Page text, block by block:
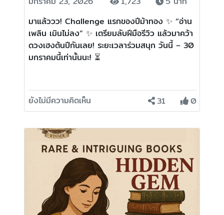
มาแล้ววว! Challenge แรกของปีม้าทอง ✨ “อ่าน
เพลิน เมินไม่ลง” ✨ เตรียมลับฝีมือรีวิว แล้วมาคว้า
ดวงเฮงต้นปีกันเลย! ระยะเวลาร่วมสนุก วันนี้ – 30
มกราคมนี้เท่านั้นนะ! ⏳
ยังไม่มีความคิดเห็น 31 0